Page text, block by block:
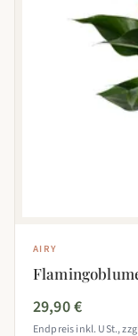
AIRY
29,90 €
Endpreis inkl. USt.,